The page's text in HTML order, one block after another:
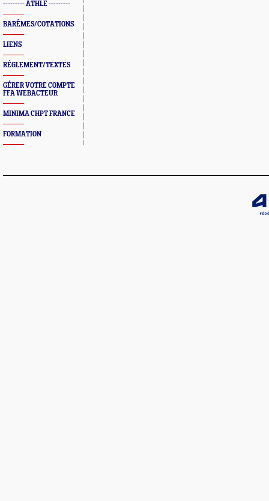
--------- ATHLÉ ---------
BARÊMES/COTATIONS
LIENS
RÉGLEMENT/TEXTES
GÉRER VOTRE COMPTE
FFA WEBACTEUR
MINIMA CHPT FRANCE
FORMATION